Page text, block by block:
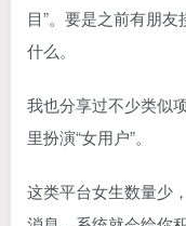
目”。要是之前有朋
什么。
我也分享过不少类似
里扮演“女用户”。
这类平台女生数量少